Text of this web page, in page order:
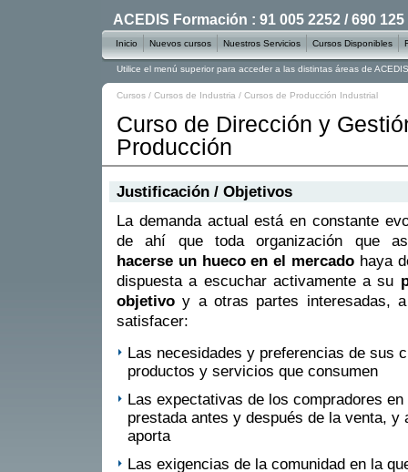
Cursos / Cursos de Industria / Cursos de Producción Industrial
Curso de Dirección y
Producción
Justificación / Objetivos
La demanda actual está en constante
de ahí que toda organización que
hacerse un hueco en el mercado haya
dispuesta a escuchar activamente a su
objetivo y a otras partes interesadas,
satisfacer:
Las necesidades y preferencias de sus
productos y servicios que consumen
Las expectativas de los compradores
prestada antes y después de la venta, y
aporta
Las exigencias de la comunidad en la
ACEDIS Formación : 91 005 2252 / 690 125
Inicio Nuevos cursos Nuestros Servicios Cursos Disponibles
Utilice el menú superior para acceder a las distintas áreas de